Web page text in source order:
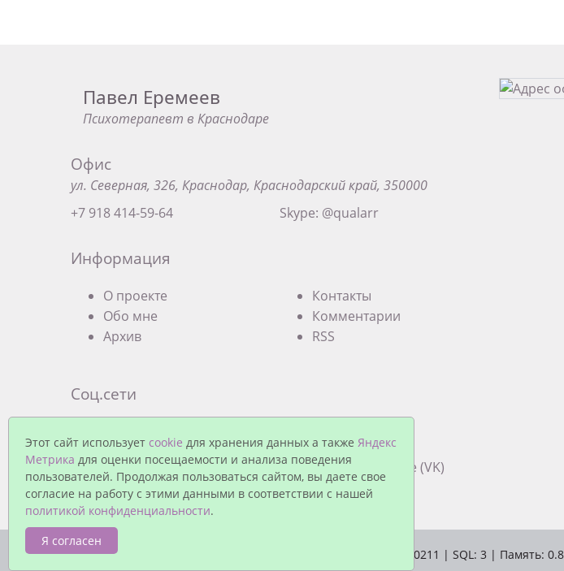
Павел Еремеев
Психотерапевт в Краснодаре
Офис
ул. Северная, 326, Краснодар, Краснодарский край, 350000
+7 918 414-59-64
Skype: @qualarr
Информация
О проекте
Обо мне
Архив
Контакты
Комментарии
RSS
Соц.сети
Краснодаре (Facebook)
Группа Экзистенциальной терапии в Краснодаре (VK)
© Павел Еремеев, 2026. Работает на | Время: 0.0211 | SQL: 3 | Память:
Этот сайт использует cookie для хранения данных а также Яндекс
Метрика для оценки посещаемости и анализа поведения
пользователей. Продолжая пользоваться сайтом, вы даете свое
согласие на работу с этими данными в соответствии с нашей
политикой конфиденциальности.
Я согласен